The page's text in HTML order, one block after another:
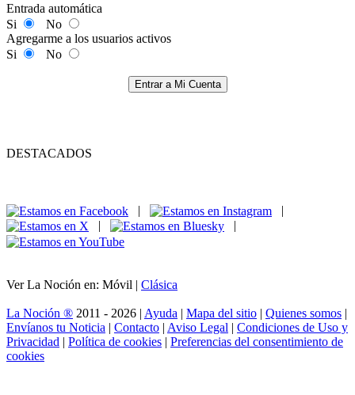
Entrada automática
Si
No
Agregarme a los usuarios activos
Si
No
Entrar a Mi Cuenta
DESTACADOS
|
|
|
|
Ver La Noción en: Móvil | Clásica
La Noción ® 2011 - 2026 | Ayuda | Mapa del sitio | Quienes somos |
Envíanos tu Noticia | Contacto | Aviso Legal | Condiciones de Uso y
Privacidad | Política de cookies | Preferencias del consentimiento de
cookies